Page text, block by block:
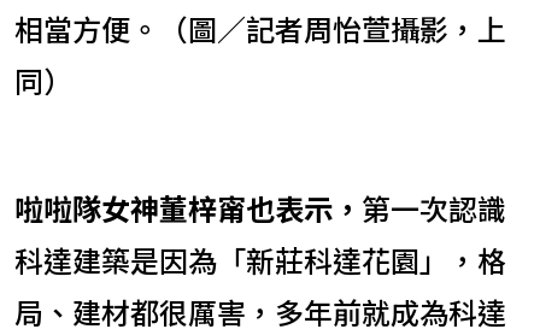
相當方便。（圖／記者周怡萱攝影，上
同）
啦啦隊女神董梓甯也表示， 第一次認識
科達建築是因為「新莊科達花園」，格
局、建材都很厲害，多年前就成為科達